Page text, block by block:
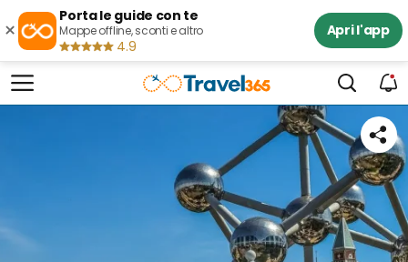
×
Porta le guide con te
Mappe offline, sconti e altro
4.9
Apri l'app